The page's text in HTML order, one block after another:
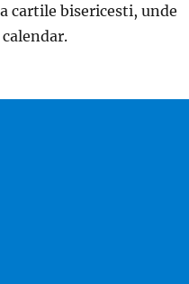
cartile bisericesti, unde